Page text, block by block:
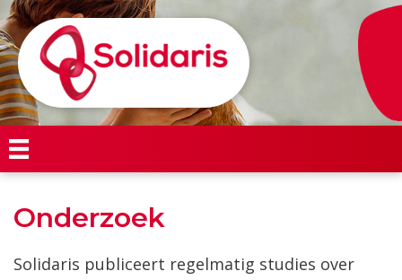
Onderzoek
Solidaris publiceert regelmatig studies over